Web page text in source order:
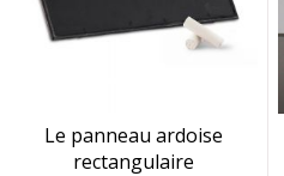
Le panneau ardoise
rectangulaire